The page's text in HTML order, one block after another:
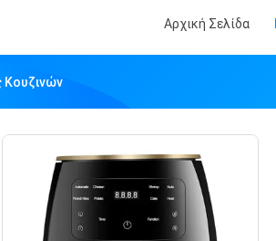
Αρχική Σελίδα
Κουζινών